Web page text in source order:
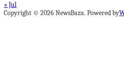
« Jul
Copyright © 2026 NewsBaza. Powered by